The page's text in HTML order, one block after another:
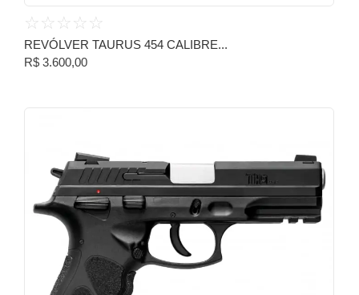
☆ ☆ ☆ ☆ ☆
REVÓLVER TAURUS 454 CALIBRE...
R$ 3.600,00